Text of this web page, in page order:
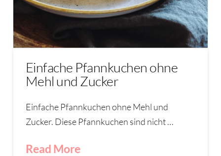
Einfache Pfannkuchen ohne
Mehl und Zucker
Einfache Pfannkuchen ohne Mehl und
Zucker. Diese Pfannkuchen sind nicht …
Read More